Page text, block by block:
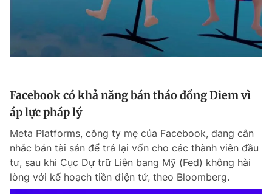
Facebook có khả năng bán tháo đồng Diem vì
áp lực pháp lý
Meta Platforms, công ty mẹ của Facebook, đang cân
nhắc bán tài sản để trả lại vốn cho các thành viên đầu
tư, sau khi Cục Dự trữ Liên bang Mỹ (Fed) không hài
lòng với kế hoạch tiền điện tử, theo Bloomberg.